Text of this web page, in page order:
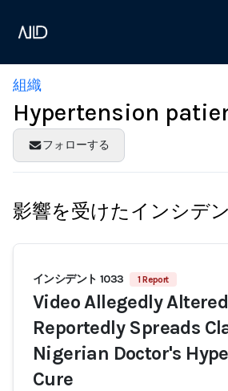
組織
Hypertension
フォローする
影響を受けたインシデ
インシデント 1033 1 Report
Video Allegedly
Reportedly Spreads
Nigerian Doctor's
Cure